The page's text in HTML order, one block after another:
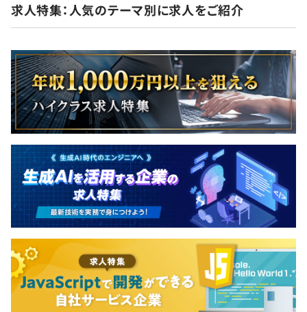
求人特集：人気のテーマ別に求人をご紹介